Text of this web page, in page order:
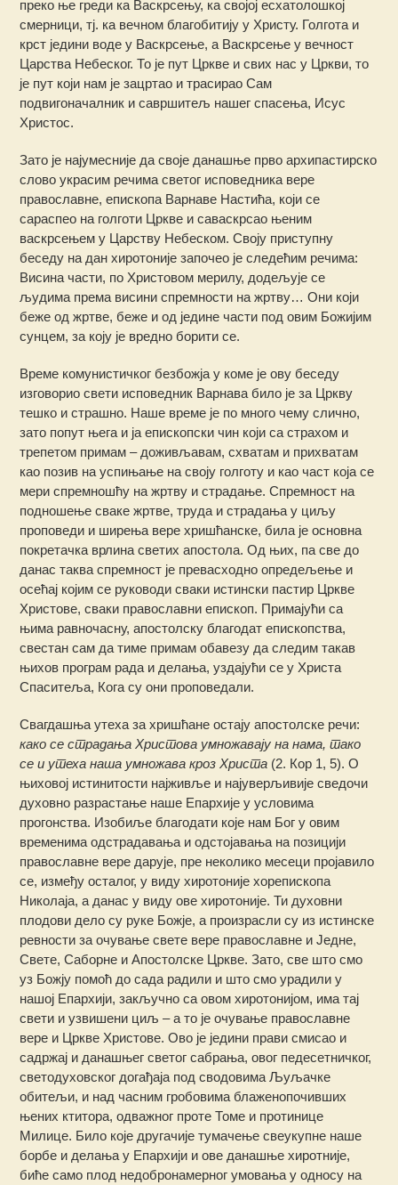
преко ње греди ка Васкрсењу, ка својој есхатолошкој
смерници, тј. ка вечном благобитију у Христу. Голгота и
крст једини воде у Васкрсење, а Васкрсење у вечност
Царства Небеског. То је пут Цркве и свих нас у Цркви, то
је пут који нам је зацртао и трасирао Сам
подвигоначалник и савршитељ нашег спасења, Исус
Христос.
Зато је најумесније да своје данашње прво архипастирско
слово украсим речима светог исповедника вере
православне, епископа Варнаве Настића, који се
сараспео на голготи Цркве и саваскрсао њеним
васкрсењем у Царству Небеском. Своју приступну
беседу на дан хиротоније започео је следећим речима:
Висина части, по Христовом мерилу, додељује се
људима према висини спремности на жртву… Они који
беже од жртве, беже и од једине части под овим Божијим
сунцем, за коју је вредно борити се.
Време комунистичког безбожја у коме је ову беседу
изговорио свети исповедник Варнава било је за Цркву
тешко и страшно. Наше време је по много чему слично,
зато попут њега и ја епископски чин који са страхом и
трепетом примам – доживљавам, схватам и прихватам
као позив на успињање на своју голготу и као част која се
мери спремношћу на жртву и страдање. Спремност на
подношење сваке жртве, труда и страдања у циљу
проповеди и ширења вере хришћанске, била је основна
покретачка врлина светих апостола. Од њих, па све до
данас таква спремност је превасходно опредељење и
осећај којим се руководи сваки истински пастир Цркве
Христове, сваки православни епископ. Примајући са
њима равночасну, апостолску благодат епископства,
свестан сам да тиме примам обавезу да следим такав
њихов програм рада и делања, уздајући се у Христа
Спаситеља, Кога су они проповедали.
Свагдашња утеха за хришћане остају апостолске речи:
како се страдања Христова умножавају на нама, тако
се и утеха наша умножава кроз Христа (2. Кор 1, 5). О
њиховој истинитости најживље и најуверљивије сведочи
духовно разрастање наше Епархије у условима
прогонства. Изобиље благодати које нам Бог у овим
временима одстрадавања и одстојавања на позицији
православне вере дарује, пре неколико месеци пројавило
се, између осталог, у виду хиротоније хорепископа
Николаја, а данас у виду ове хиротоније. Ти духовни
плодови дело су руке Божје, а произрасли су из истинске
ревности за очување свете вере православне и Једне,
Свете, Саборне и Апостолске Цркве. Зато, све што смо
уз Божју помоћ до сада радили и што смо урадили у
нашој Епархији, закључно са овом хиротонијом, има тај
свети и узвишени циљ – а то је очување православне
вере и Цркве Христове. Ово је једини прави смисао и
садржај и данашњег светог сабрања, овог педесетничког,
светодуховског догађаја под сводовима Љуљачке
обитељи, и над часним гробовима блаженопочивших
њених ктитора, одважног проте Томе и протинице
Милице. Било које другачије тумачење свеукупне наше
борбе и делања у Епархији и ове данашње хиротније,
биће само плод недобронамерног умовања у односу на